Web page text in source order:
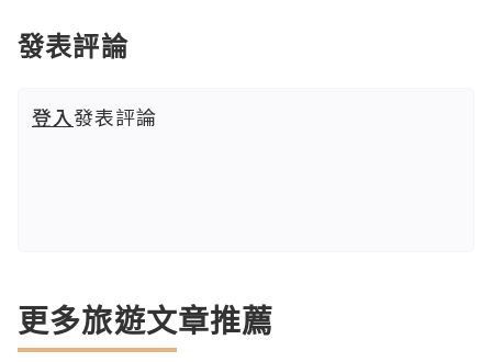
發表評論
登入發表評論
更多旅遊文章推薦